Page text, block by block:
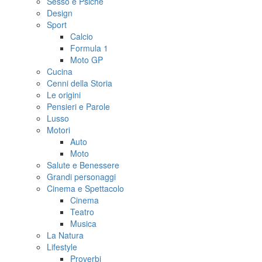
Design
Sport
Calcio
Formula 1
Moto GP
Cucina
Cenni della Storia
Le origini
Pensieri e Parole
Lusso
Motori
Auto
Moto
Salute e Benessere
Grandi personaggi
Cinema e Spettacolo
Cinema
Teatro
Musica
La Natura
Lifestyle
Proverbi